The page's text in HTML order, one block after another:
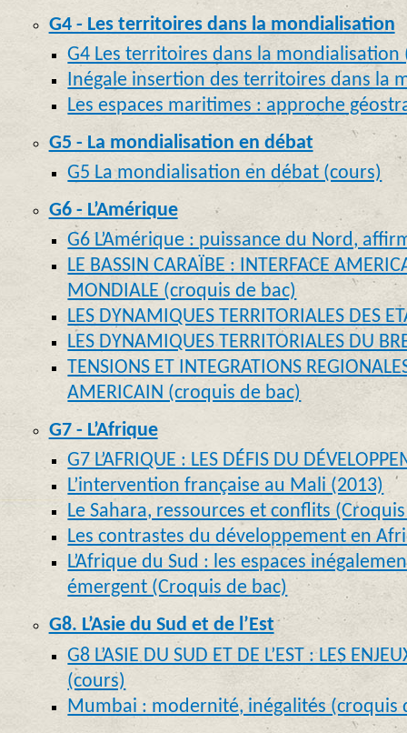
G4 - Les territoires dans la mondialisation
G4 Les territoires dans la mondialisation
Inégale insertion des territoires dans la
Les espaces maritimes : approche
G5 - La mondialisation en débat
G5 La mondialisation en débat (cours)
G6 - L’Amérique
G6 L’Amérique : puissance du Nord,
LE BASSIN CARAÏBE : INTERFACE
MONDIALE (croquis de bac)
LES DYNAMIQUES TERRITORIALES DES
LES DYNAMIQUES TERRITORIALES DU
TENSIONS ET INTEGRATIONS
AMERICAIN (croquis de bac)
G7 - L’Afrique
G7 L’AFRIQUE : LES DÉFIS DU
L’intervention française au Mali (2013)
Le Sahara, ressources et conflits
Les contrastes du développement en
L’Afrique du Sud : les espaces
émergent (Croquis de bac)
G8. L’Asie du Sud et de l’Est
G8 L’ASIE DU SUD ET DE L’EST : LES
(cours)
Mumbai : modernité, inégalités (croquis